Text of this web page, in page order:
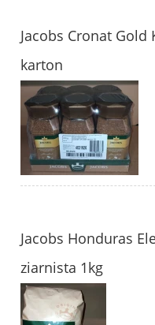
Jacobs Cronat Gold
karton
Jacobs Honduras
ziarnista 1kg